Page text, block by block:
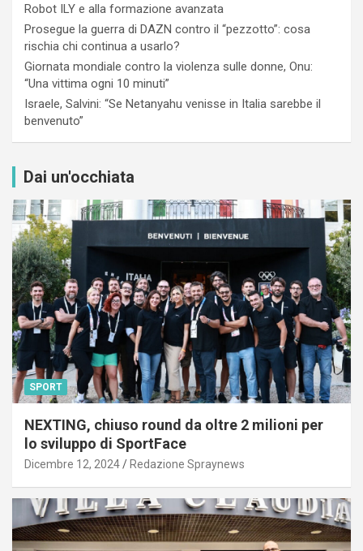
Robot ILY e alla formazione avanzata
Prosegue la guerra di DAZN contro il “pezzotto”: cosa
rischia chi continua a usarlo?
Giornata mondiale contro la violenza sulle donne, Onu:
“Una vittima ogni 10 minuti”
Israele, Salvini: “Se Netanyahu venisse in Italia sarebbe il
benvenuto”
Dai un'occhiata
SPORT
NEXTING, chiuso round da oltre 2 milioni per
lo sviluppo di SportFace
Dicembre 12, 2024 Redazione Spraynews